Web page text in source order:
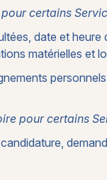
certains
date et
matérielles et
personnels
pour certains